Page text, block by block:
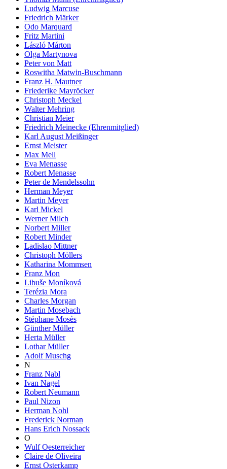
Ludwig Marcuse
Friedrich Märker
Odo Marquard
Fritz Martini
László Márton
Olga Martynova
Peter von Matt
Roswitha Matwin-Buschmann
Franz H. Mautner
Friederike Mayröcker
Christoph Meckel
Walter Mehring
Christian Meier
Friedrich Meinecke (Ehrenmitglied)
Karl August Meißinger
Ernst Meister
Max Mell
Eva Menasse
Robert Menasse
Peter de Mendelssohn
Herman Meyer
Martin Meyer
Karl Mickel
Werner Milch
Norbert Miller
Robert Minder
Ladislao Mittner
Christoph Möllers
Katharina Mommsen
Franz Mon
Libuše Moníková
Terézia Mora
Charles Morgan
Martin Mosebach
Stéphane Mosès
Günther Müller
Herta Müller
Lothar Müller
Adolf Muschg
N
Franz Nabl
Ivan Nagel
Robert Neumann
Paul Nizon
Herman Nohl
Frederick Norman
Hans Erich Nossack
O
Wulf Oesterreicher
Claire de Oliveira
Ernst Osterkamp